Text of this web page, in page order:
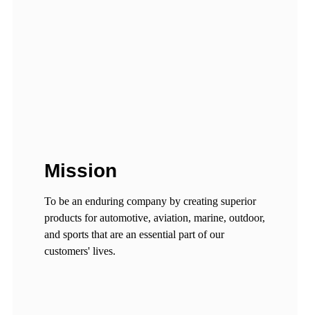
Mission
To be an enduring company by creating superior
products for automotive, aviation, marine, outdoor,
and sports that are an essential part of our
customers' lives.